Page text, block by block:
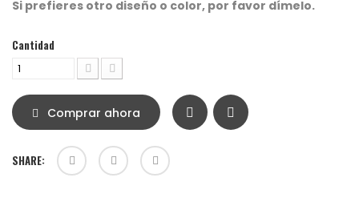
Si prefieres otro diseño o color, por favor dímelo.
Cantidad
Comprar ahora
SHARE: